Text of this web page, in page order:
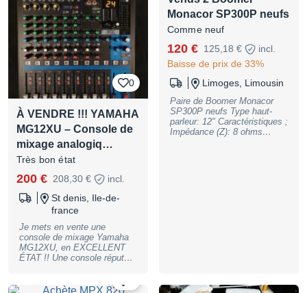
(tension forte), la guitare tient
très bien l'accordage. 1 Jeu
D'Addario XTC45TT offert
(23,90 € chez Thomann)
Réglée très proche du
manche (1,5 mm à la 12è)
que je peux modifier. Très
bon état Prix 450 €, envoi en
sus
vous êtes impatients. Livré
avec pochette de transport.
0
À VENDRE !!! YAMAHA
MG12XU – Console de
mixage analogiq…
Très bon état
200 € 208,30 €
incl.
St denis, Ile-de-
france
Je mets en vente une
console de mixage Yamaha
MG12XU, en EXCELLENT
ÉTAT !! Une console réputée
d’utilisation, idéale aussi bien
Monacor SP300P neufs
Comme neuf
120 € 125,18 €
incl.
Baisse de prix de 33%
Limoges, Limousin
Paire de Boomer Monacor
SP300P neufs Type haut-
parleur: 12" Caractéristiques ;
Impédance (Z): 8 ohms
Ø 310 mm Profondeur: 140